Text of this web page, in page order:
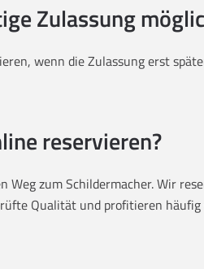
Zulassung
wenn die Zulassung erst
reservieren?
Weg zum Schildermacher. Wir
Qualität und profitieren